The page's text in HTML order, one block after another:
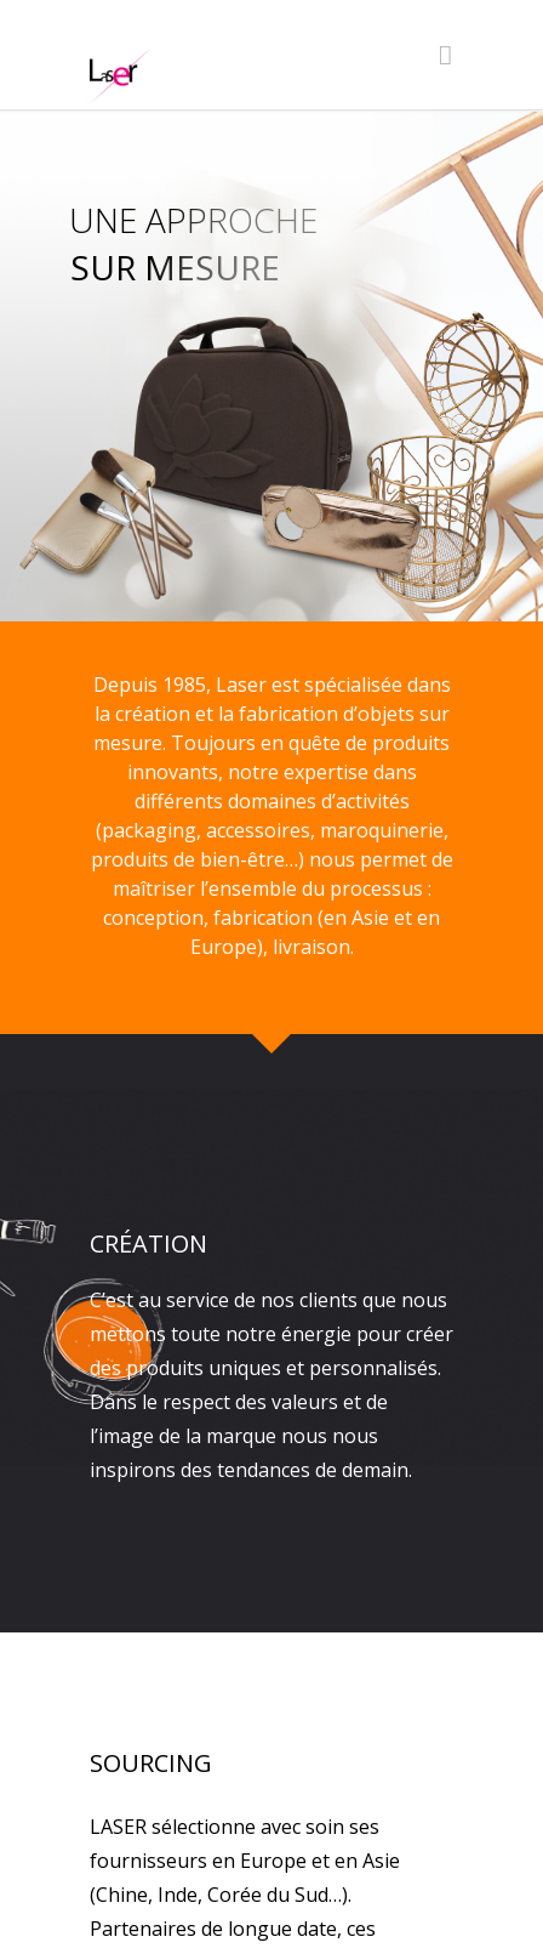
SUR MESURE
UNE APPROCHE
Depuis 1985, Laser est spécialisée dans
la création et la fabrication d’objets sur
mesure. Toujours en quête de produits
innovants, notre expertise dans
différents domaines d’activités
(packaging, accessoires, maroquinerie,
produits de bien-être…) nous permet de
maîtriser l’ensemble du processus :
conception, fabrication (en Asie et en
Europe), livraison.
CRÉATION
C’est au service de nos clients que nous
mettons toute notre énergie pour créer
des produits uniques et personnalisés.
Dans le respect des valeurs et de
l’image de la marque nous nous
inspirons des tendances de demain.
SOURCING
LASER sélectionne avec soin ses
fournisseurs en Europe et en Asie
(Chine, Inde, Corée du Sud…).
Partenaires de longue date, ces